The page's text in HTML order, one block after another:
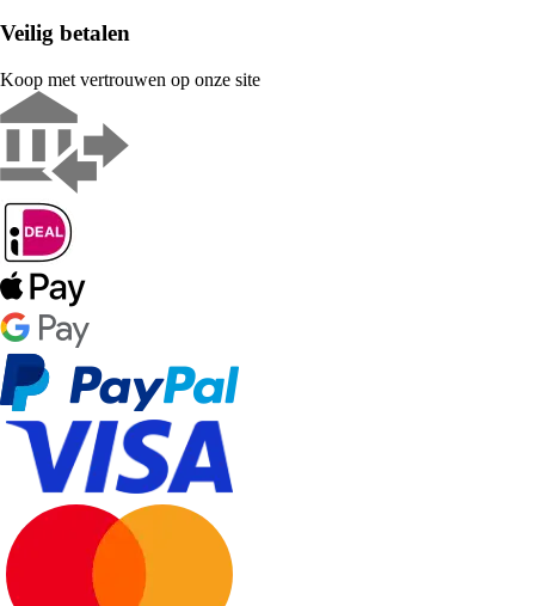
Veilig betalen
Koop met vertrouwen op onze site